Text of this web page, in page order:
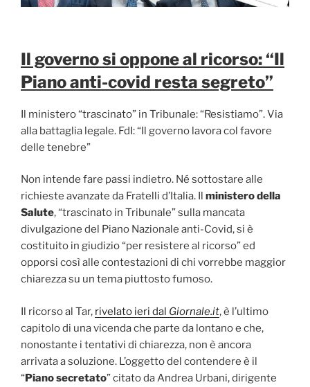
Il governo si oppone al ricorso: “Il
Piano anti-covid resta segreto”
Il ministero “trascinato” in Tribunale: “Resistiamo”. Via
alla battaglia legale. FdI: “Il governo lavora col favore
delle tenebre”
Non intende fare passi indietro. Né sottostare alle
richieste avanzate da Fratelli d’Italia. Il ministero della
Salute, “trascinato in Tribunale” sulla mancata
divulgazione del Piano Nazionale anti-Covid, si è
costituito in giudizio “per resistere al ricorso” ed
opporsi così alle contestazioni di chi vorrebbe maggior
chiarezza su un tema piuttosto fumoso.
Il ricorso al Tar, rivelato ieri dal Giornale.it, è l’ultimo
capitolo di una vicenda che parte da lontano e che,
nonostante i tentativi di chiarezza, non è ancora
arrivata a soluzione. L’oggetto del contendere è il
“Piano secretato” citato da Andrea Urbani, dirigente